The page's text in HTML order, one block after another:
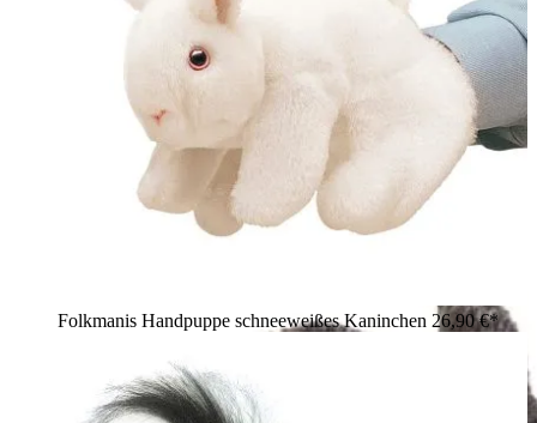
Folkmanis Handpuppe schneeweißes Kaninchen 26,90 €*